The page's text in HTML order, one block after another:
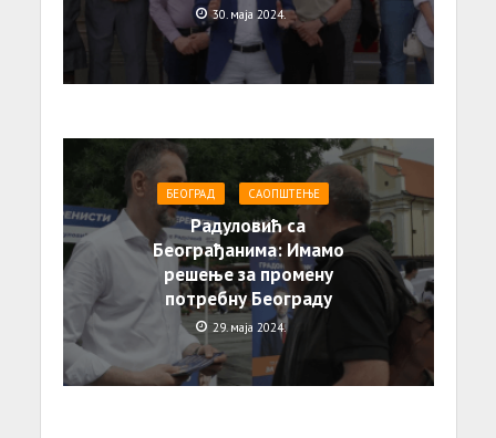
30. маја 2024.
БЕОГРАД САОПШТЕЊE
Радуловић са
Београђанима: Имамо
решење за промену
потребну Београду
29. маја 2024.